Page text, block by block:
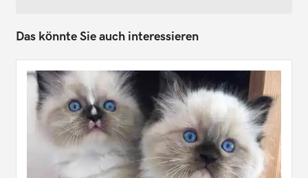
Das könnte Sie auch interessieren